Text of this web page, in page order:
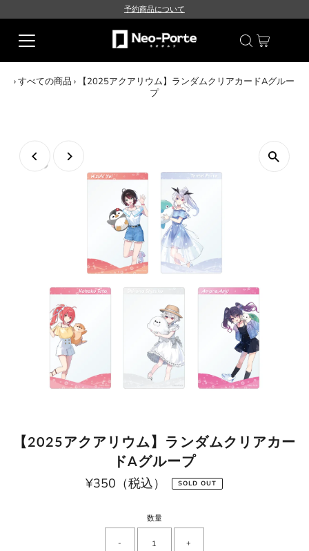
予約商品について
›すべての商品 ›
【2025アクアリウム】ランダムクリアカードAグルー
プ
【2025アクアリウム】ランダムクリアカー
ドAグループ
通
¥350（税込） SOLD OUT
数量
- +